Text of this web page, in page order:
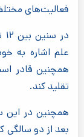
فعالیت‌های
علم اشاره به
همچنین قادر
تقلید کند.
همچنین در
بعد از دو سالگی